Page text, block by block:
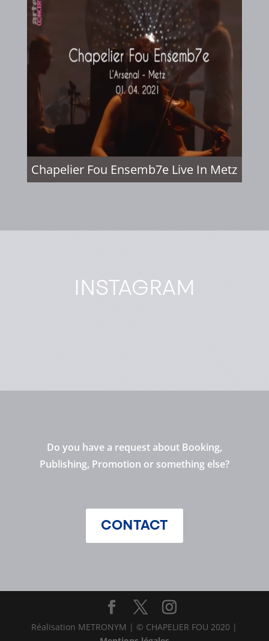
Chapelier Fou Ensemb7e Live In Metz
INSTAGRAM
Do you have a request about Booking,
Publishing, Promotion or something else?
CONTACT
Réalisation METRONYM | © CHAPELIER FOU 2020 |